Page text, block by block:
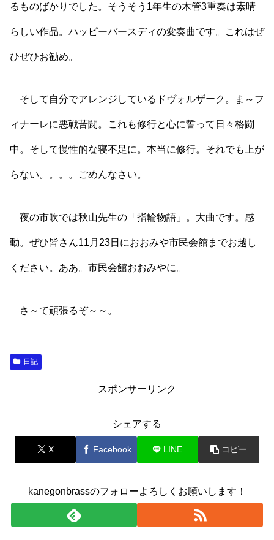
るものばかりでした。そうそう1年生の木管3重奏は素晴
らしい作品。ハッピーバースディの変奏曲です。これはぜ
ひぜひお勧め。
そして自分でアレンジしているドヴォルザーク。ま～フ
ィナーレに悪戦苦闘。これも修行と心に誓って日々格闘
中。そして慢性的な寝不足に。本当に修行。それでも上が
らない。。。。ごめんなさい。
夜の市吹では秋山先生の「指輪物語」。大曲です。感
動。ぜひ皆さん11月23日におおみや市民会館までお越し
ください。ああ。市民会館おおみやに。
さ～て頑張るぞ～～。
日記
スポンサーリンク
シェアする
X Facebook LINE コピー
kanegonbrassのフォローよろしくお願いします！